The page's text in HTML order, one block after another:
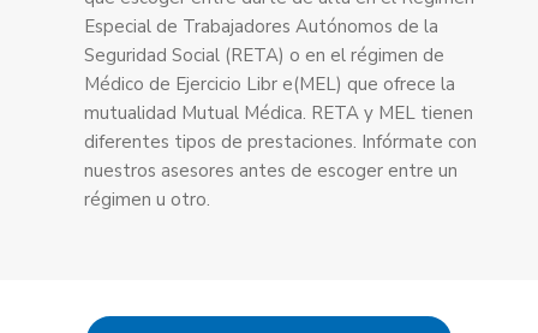
Especial de Trabajadores Autónomos de la
Seguridad Social (RETA) o en el régimen de
Médico de Ejercicio Libr e(MEL) que ofrece la
mutualidad Mutual Médica. RETA y MEL tienen
diferentes tipos de prestaciones. Infórmate con
nuestros asesores antes de escoger entre un
régimen u otro.